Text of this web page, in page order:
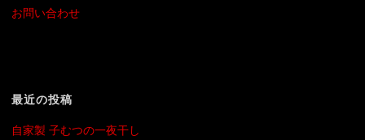
お問い合わせ
最近の投稿
自家製 子むつの一夜干し